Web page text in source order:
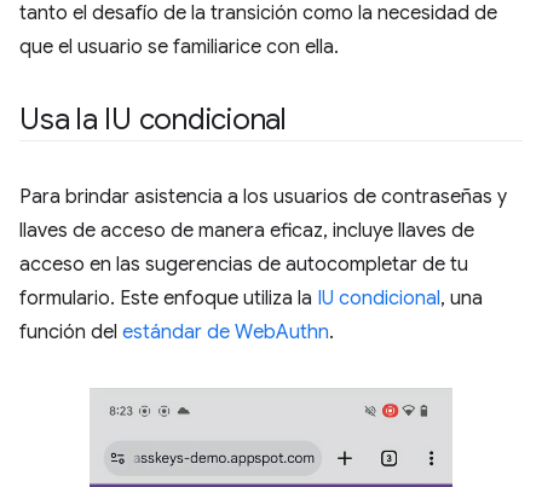
tanto el desafío de la transición como la necesidad de
que el usuario se familiarice con ella.
Usa la IU condicional
Para brindar asistencia a los usuarios de contraseñas y
llaves de acceso de manera eficaz, incluye llaves de
acceso en las sugerencias de autocompletar de tu
formulario. Este enfoque utiliza la IU condicional, una
función del estándar de WebAuthn.